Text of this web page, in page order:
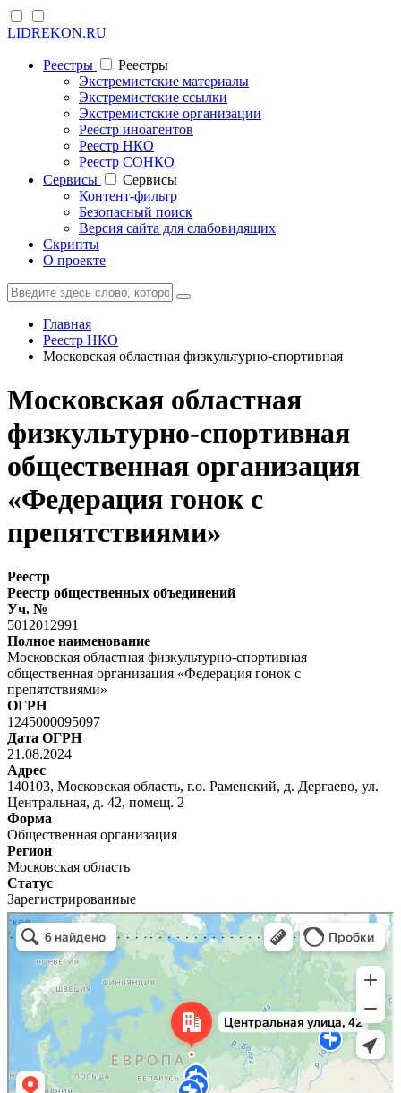
LIDREKON.RU
Реестры
Реестры
Экстремистские материалы
Экстремистские ссылки
Экстремистские организации
Реестр иноагентов
Реестр НКО
Реестр СОНКО
Cервисы
Cервисы
Контент-фильтр
Безопасный поиск
Версия сайта для слабовидящих
Скрипты
О проекте
Главная
Реестр НКО
Московская областная физкультурно-спортивная
Московская областная
физкультурно-спортивная
общественная организация
«Федерация гонок с
препятствиями»
Реестр
Реестр общественных объединений
Уч. №
5012012991
Полное наименование
Московская областная физкультурно-спортивная
общественная организация «Федерация гонок с
препятствиями»
ОГРН
1245000095097
Дата ОГРН
21.08.2024
Адрес
140103, Московская область, г.о. Раменский, д. Дергаево, ул.
Центральная, д. 42, помещ. 2
Форма
Общественная организация
Регион
Московская область
Статус
Зарегистрированные